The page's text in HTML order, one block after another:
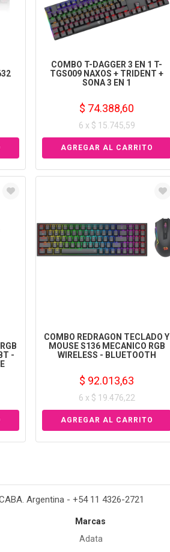
COMBO T-DAGGER 3 EN 1 T-
TGS009 NAXOS + TRIDENT +
SONA 3 EN 1
$ 74.388,60
6 x $ 15.745,59
-
COMBO REDRAGON TECLADO Y
MOUSE S136 MECANICO RGB
WIRELESS - BLUETOOTH
$ 92.013,63
6 x $ 19.476,22
Argentina - +54 11 4326-2721
Marcas
Adata